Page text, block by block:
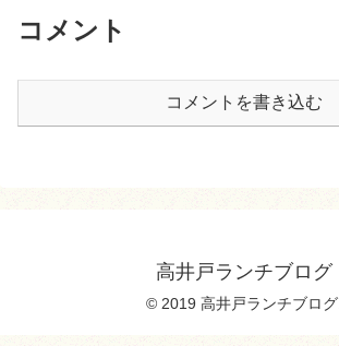
コメント
コメントを書き込む
高井戸ランチブログ
© 2019 高井戸ランチブログ.